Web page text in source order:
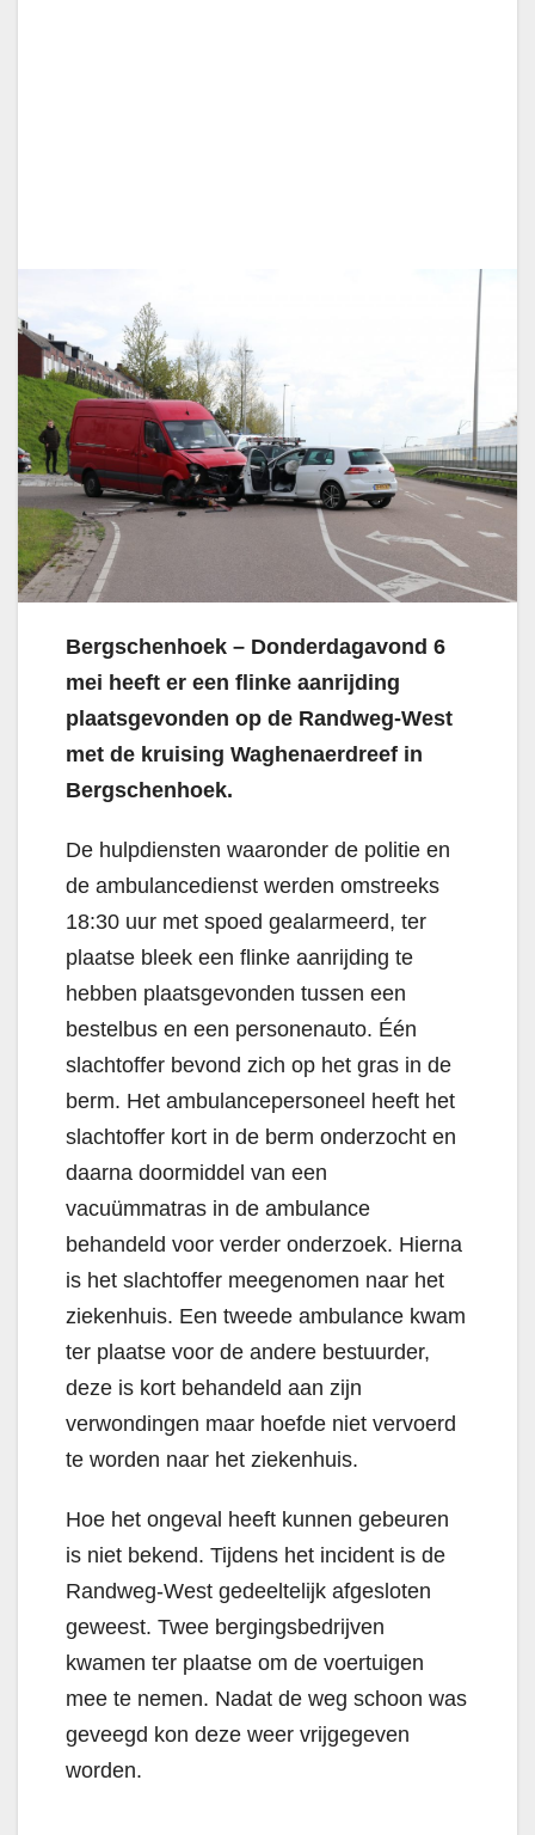
Bergschenhoek – Donderdagavond 6
mei heeft er een flinke aanrijding
plaatsgevonden op de Randweg-West
met de kruising Waghenaerdreef in
Bergschenhoek.
De hulpdiensten waaronder de politie en
de ambulancedienst werden omstreeks
18:30 uur met spoed gealarmeerd, ter
plaatse bleek een flinke aanrijding te
hebben plaatsgevonden tussen een
bestelbus en een personenauto. Één
slachtoffer bevond zich op het gras in de
berm. Het ambulancepersoneel heeft het
slachtoffer kort in de berm onderzocht en
daarna doormiddel van een
vacuümmatras in de ambulance
behandeld voor verder onderzoek. Hierna
is het slachtoffer meegenomen naar het
ziekenhuis. Een tweede ambulance kwam
ter plaatse voor de andere bestuurder,
deze is kort behandeld aan zijn
verwondingen maar hoefde niet vervoerd
te worden naar het ziekenhuis.
Hoe het ongeval heeft kunnen gebeuren
is niet bekend. Tijdens het incident is de
Randweg-West gedeeltelijk afgesloten
geweest. Twee bergingsbedrijven
kwamen ter plaatse om de voertuigen
mee te nemen. Nadat de weg schoon was
geveegd kon deze weer vrijgegeven
worden.